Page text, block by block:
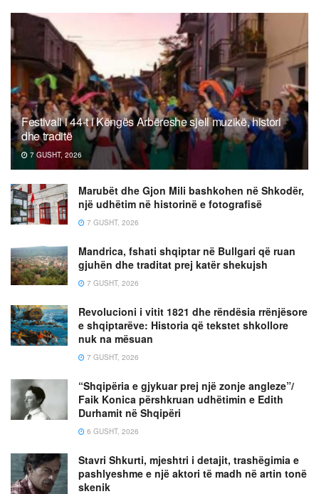
Festivali i 44-t i Këngës Arbëreshe sjell muzikë, histori
dhe traditë
7 GUSHT, 2026
Marubët dhe Gjon Mili bashkohen në Shkodër,
një udhëtim në historinë e fotografisë
7 GUSHT, 2026
Mandrica, fshati shqiptar në Bullgari që ruan
gjuhën dhe traditat prej katër shekujsh
7 GUSHT, 2026
Revolucioni i vitit 1821 dhe rëndësia rrënjësore
e shqiptarëve: Historia që tekstet shkollore
nuk na mësuan
7 GUSHT, 2026
“Shqipëria e gjykuar prej një zonje angleze”/
Faik Konica përshkruan udhëtimin e Edith
Durhamit në Shqipëri
6 GUSHT, 2026
Stavri Shkurti, mjeshtri i detajit, trashëgimia e
pashlyeshme e një aktori të madh në artin tonë
skenik